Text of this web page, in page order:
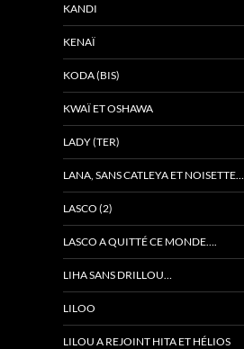
KANDI
KENAÏ
KODA (BIS)
KWAÏ ET OSHAWA
LADY (TER)
LANA, SANS CATLEYA ET NOISETTE….
LASCO (2)
LASCO A QUITTÉ CE MONDE….
LIHA SANS DRILLOU…
LILOO
LILOU A REJOINT HITA ET HÉLIOS